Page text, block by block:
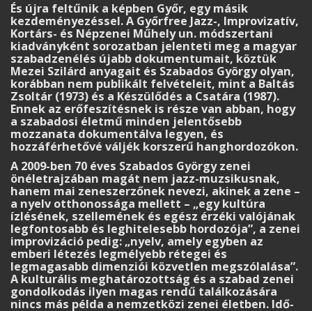
És újra feltűnik a képben Győr, egy másik
kezdeményezéssel. A Győrfree Jazz-, Improvizatív,
Kortárs- és Népzenei Műhely un. módszertani
kiadványként sorozatban jelenteti meg a magyar
szabadzenélés újabb dokumentumait, köztük
Mezei Szilárd anyagait és Szabados György olyan,
korábban nem publikált felvételeit, mint a Baltás
Zsoltár (1973) és a Készülődés a Csatára (1987).
Ennek az erőfeszítésnek is része van abban, hogy
a szabadosi életmű minden jelentősebb
mozzanata dokumentálva legyen, és
hozzáférhetővé váljék korszerű hanghordozókon.
A 2009-ben 70 éves Szabados György zenei
önéletrajzában magát nem jazz-muzsikusnak,
hanem mai zeneszerzőnek nevezi, akinek a zene –
a nyelv otthonossága mellett – „egy kultúra
ízlésének, szellemének és egész érzéki valójának
legfontosabb és leghitelesebb hordozója”, a zenei
improvizáció pedig: „nyelv, amely egyben az
emberi létezés legmélyebb rétegei és
legmagasabb dimenziói közvetlen megszólalása”.
A kulturális meghatározottság és a szabad zenei
gondolkodás ilyen magas rendű találkozására
nincs más példa a nemzetközi zenei életben. Idő-